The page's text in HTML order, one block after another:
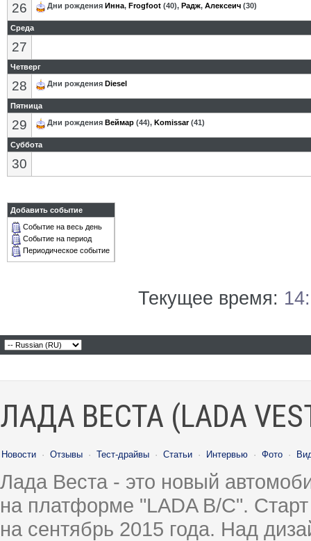
26 Дни рождения Инна, Frogfoot (40), Радж, Алексеич (30)
Среда
27
Четверг
28 Дни рождения Diesel
Пятница
29 Дни рождения Веймар (44), Komissar(41)
Суббота
30
Добавить событие
Событие на весь день
Событие на период
Периодическое событие
Текущее время:
ЛАДА ВЕСТА (LADA
Новости · Отзывы · Тест-драйвы · Статьи · Интервью · Фото ·
Лада Веста - это новый
на платформе "LADA B/C".
на сентябрь 2015 года. Над